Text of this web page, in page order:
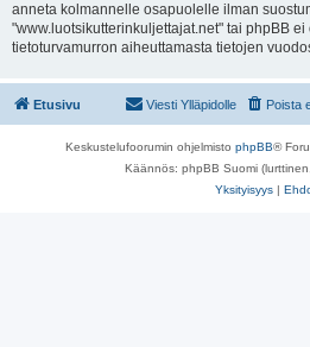
anneta kolmannelle osapuolelle ilman
"www.luotsikutterinkuljettajat.net" tai phpBB
tietoturvamurron aiheuttamasta tietojen
Etusivu Poista
Viesti Ylläpidolle
Keskustelufoorumin ohjelmisto phpBB®
Käännös: phpBB Suomi
Yksityisyys |